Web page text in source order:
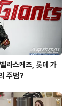
라스케즈, 롯데 가
주범?